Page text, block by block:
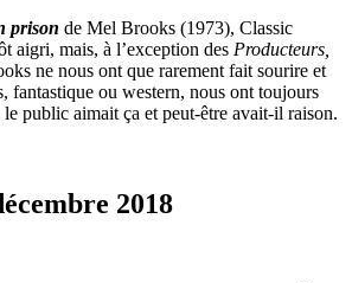
prison de Mel Brooks (1973), Classic
aigri, mais, à l’exception des Producteurs,
ne nous ont que rarement fait sourire et
fantastique ou western, nous ont toujours
public aimait ça et peut-être avait-il raison.
2018